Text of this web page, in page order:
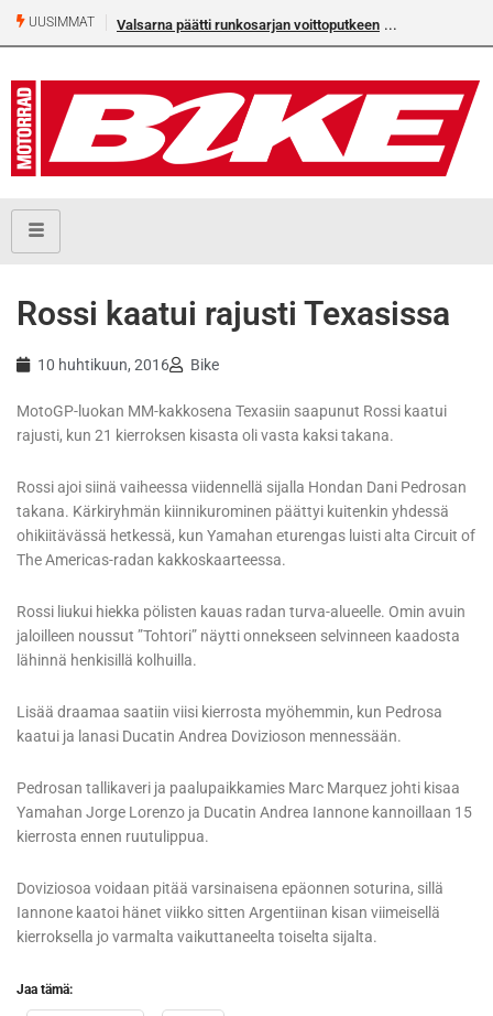
UUSIMMAT Valsarna päätti runkosarjan voittoputkeen
Rossi kaatui rajusti Texasissa
10 huhtikuun, 2016 Bike
MotoGP-luokan MM-kakkosena Texasiin saapunut Rossi kaatui
rajusti, kun 21 kierroksen kisasta oli vasta kaksi takana.
Rossi ajoi siinä vaiheessa viidennellä sijalla Hondan Dani Pedrosan
takana. Kärkiryhmän kiinnikurominen päättyi kuitenkin yhdessä
ohikiitävässä hetkessä, kun Yamahan eturengas luisti alta Circuit of
The Americas-radan kakkoskaarteessa.
Rossi liukui hiekka pölisten kauas radan turva-alueelle. Omin avuin
jaloilleen noussut ”Tohtori” näytti onnekseen selvinneen kaadosta
lähinnä henkisillä kolhuilla.
Lisää draamaa saatiin viisi kierrosta myöhemmin, kun Pedrosa
kaatui ja lanasi Ducatin Andrea Dovizioson mennessään.
Pedrosan tallikaveri ja paalupaikkamies Marc Marquez johti kisaa
Yamahan Jorge Lorenzo ja Ducatin Andrea Iannone kannoillaan 15
kierrosta ennen ruutulippua.
Doviziosoa voidaan pitää varsinaisena epäonnen soturina, sillä
Iannone kaatoi hänet viikko sitten Argentiinan kisan viimeisellä
kierroksella jo varmalta vaikuttaneelta toiselta sijalta.
Jaa tämä: